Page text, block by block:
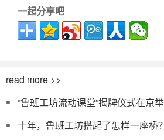
一起分享吧
read more >>
“鲁班工坊流动课堂”揭牌仪式在京
十年，鲁班工坊搭起了怎样一座桥？